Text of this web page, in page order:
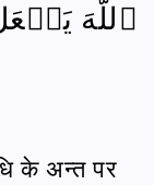
ٱللَّهَ
के अन्त पर